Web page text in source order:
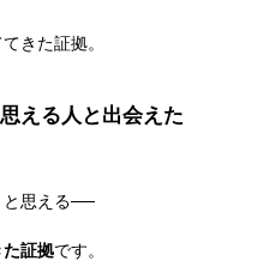
きた証拠。
える人と出会えた
と思える──
た証拠です。